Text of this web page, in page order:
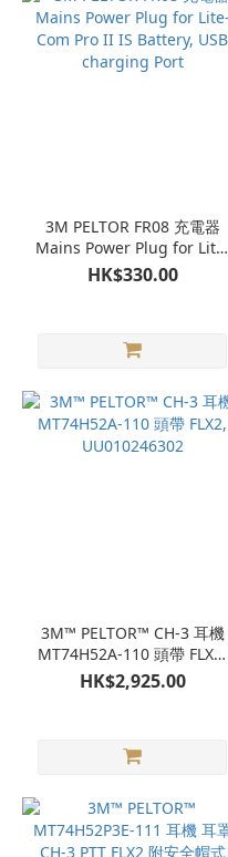
3M PELTOR FR08 充電器
Mains Power Plug for Lite-
Com Pro II IS Battery, USB
charging Port
HK$330.00
3M™ PELTOR™ CH-3 耳機
MT74H52A-110 頭帶 FLX2,
UU010246302
HK$2,925.00